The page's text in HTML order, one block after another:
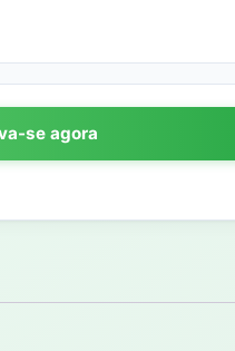
se agora